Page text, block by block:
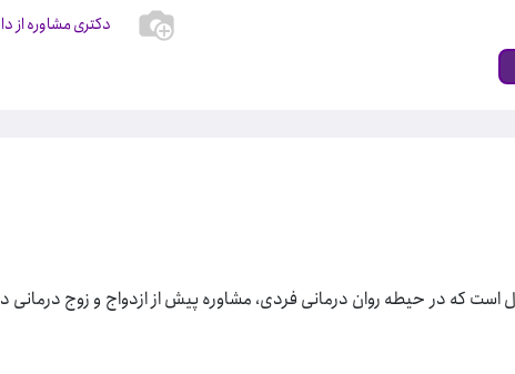
دکتری مشاوره از
هایده طلایی هستم. ۱۵ سال است که در حیطه روان درمانی فردی، مشاوره پیش از ازدواج و زوج